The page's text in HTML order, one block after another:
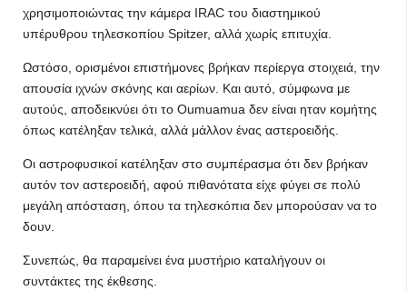
χρησιμοποιώντας την κάμερα IRAC του διαστημικού
υπέρυθρου τηλεσκοπίου Spitzer, αλλά χωρίς επιτυχία.
Ωστόσο, ορισμένοι επιστήμονες βρήκαν περίεργα στοιχειά, την
απουσία ιχνών σκόνης και αερίων. Και αυτό, σύμφωνα με
αυτούς, αποδεικνύει ότι το Oumuamua δεν είναι ηταν κομήτης
όπως κατέληξαν τελικά, αλλά μάλλον ένας αστεροειδής.
Οι αστροφυσικοί κατέληξαν στο συμπέρασμα ότι δεν βρήκαν
αυτόν τον αστεροειδή, αφού πιθανότατα είχε φύγει σε πολύ
μεγάλη απόσταση, όπου τα τηλεσκόπια δεν μπορούσαν να το
δουν.
Συνεπώς, θα παραμείνει ένα μυστήριο καταλήγουν οι
συντάκτες της έκθεσης.